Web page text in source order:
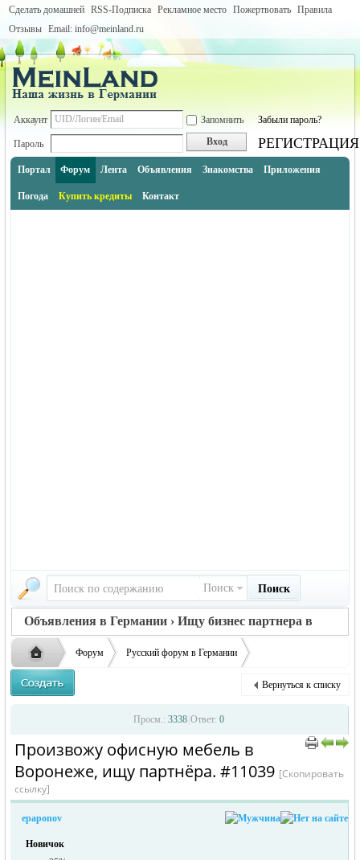
Сделать домашней RSS-Подписка Рекламное место Пожертвовать Правила
Отзывы Email: info@meinland.ru
Аккаунт Запомнить Забыли пароль?
Пароль Вход РЕГИСТРАЦИЯ
Портал Форум Лента Объявления Знакомства Приложения
Погода Купить кредиты Контакт
Поиск Поиск
Объявления в Германии › Ищу бизнес партнера в
ГерманииФорум Русский форум в Германии
Объявления в Германии
›
Ищу бизнес партнера в Германии
Произвожу офисную мебель в Воронеже, ищу партнёра.
Вернуться к списку
Просм.: 3338 Ответ: 0
Произвожу офисную мебель в
Воронеже, ищу партнёра. #11039 [Скопировать
ссылку]
epaponov
Новичок